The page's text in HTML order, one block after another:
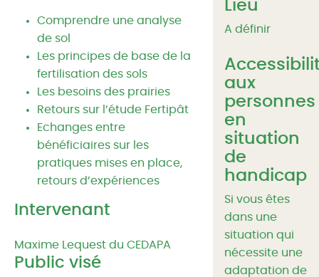
Comprendre une analyse
de sol
Les principes de base de la
fertilisation des sols
Les besoins des prairies
Retours sur l’étude Fertipât
Echanges entre
bénéficiaires sur les
pratiques mises en place,
retours d’expériences
Intervenant
Maxime Lequest du CEDAPA
Public visé
Lieu
A définir
aux
personnes
en
situation
de
handicap
Si vous êtes
dans une
situation qui
nécessite une
adaptation de